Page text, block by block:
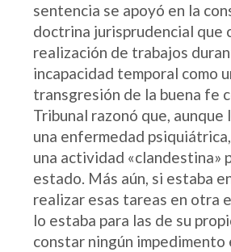
sentencia se apoyó en la
doctrina jurisprudencial que
realización de trabajos
incapacidad temporal como
transgresión de la buena fe
Tribunal razonó que, aunque
una enfermedad
una actividad «clandestina»
estado. Más aún, si estaba
realizar esas tareas en otra
lo estaba para las de su
constar ningún impedimento